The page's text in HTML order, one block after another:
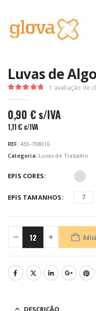
Luvas de
1 avaliação de
0,90 €s/IVA
1,11€ c/IVA
REF: 455-708016
Categoria: Luvas de Trabalho
EPIS CORES
EPIS TAMANHOS 7
DESCRIÇÃO